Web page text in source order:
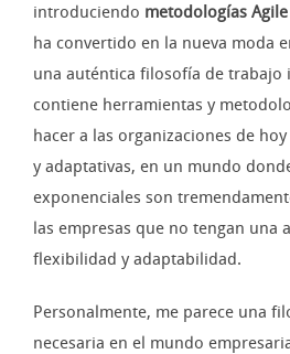
introduciendo metodologías Agile
ha convertido en la nueva moda
una auténtica filosofía de trabajo
contiene herramientas y
hacer a las organizaciones de
y adaptativas, en un mundo
exponenciales son
las empresas que no tengan una
flexibilidad y adaptabilidad.
Personalmente, me parece una
necesaria en el mundo